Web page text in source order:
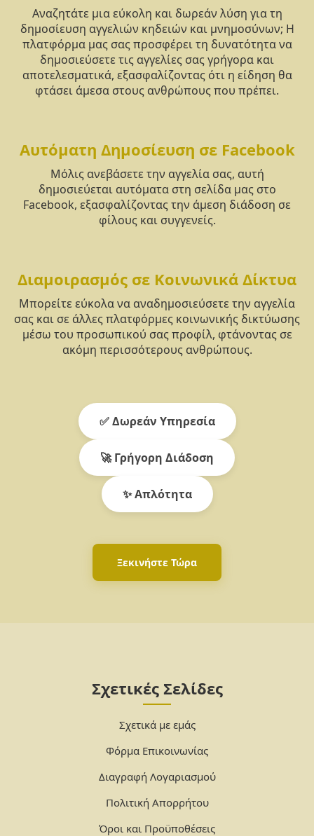
Αναζητάτε μια εύκολη και δωρεάν λύση για τη
δημοσίευση αγγελιών κηδειών και μνημοσύνων; Η
πλατφόρμα μας σας προσφέρει τη δυνατότητα να
δημοσιεύσετε τις αγγελίες σας γρήγορα και
αποτελεσματικά, εξασφαλίζοντας ότι η είδηση θα
φτάσει άμεσα στους ανθρώπους που πρέπει.
Αυτόματη Δημοσίευση σε Facebook
Μόλις ανεβάσετε την αγγελία σας, αυτή
δημοσιεύεται αυτόματα στη σελίδα μας στο
Facebook, εξασφαλίζοντας την άμεση διάδοση σε
φίλους και συγγενείς.
Διαμοιρασμός σε Κοινωνικά Δίκτυα
Μπορείτε εύκολα να αναδημοσιεύσετε την αγγελία
σας και σε άλλες πλατφόρμες κοινωνικής δικτύωσης
μέσω του προσωπικού σας προφίλ, φτάνοντας σε
ακόμη περισσότερους ανθρώπους.
✅ Δωρεάν Υπηρεσία
🚀 Γρήγορη Διάδοση
✨ Απλότητα
Ξεκινήστε Τώρα
Σχετικές Σελίδες
Σχετικά με εμάς
Φόρμα Επικοινωνίας
Διαγραφή Λογαριασμού
Πολιτική Απορρήτου
Όροι και Προϋποθέσεις